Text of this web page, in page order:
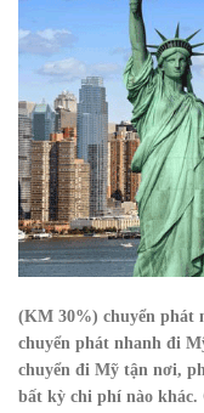
(KM 30%) chuyển phát
chuyển phát nhanh đi
chuyển đi Mỹ tận nơi,
bất kỳ chi phí nào khác.